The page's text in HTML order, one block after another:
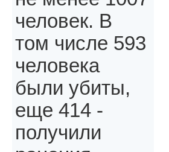
человек. В
том числе 593
человека
были убиты,
еще 414 -
получили